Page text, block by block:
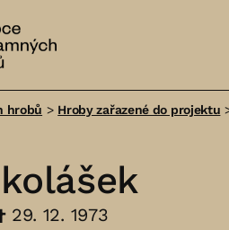
hrobů > Hroby zařazené do projektu
29. 12. 1973